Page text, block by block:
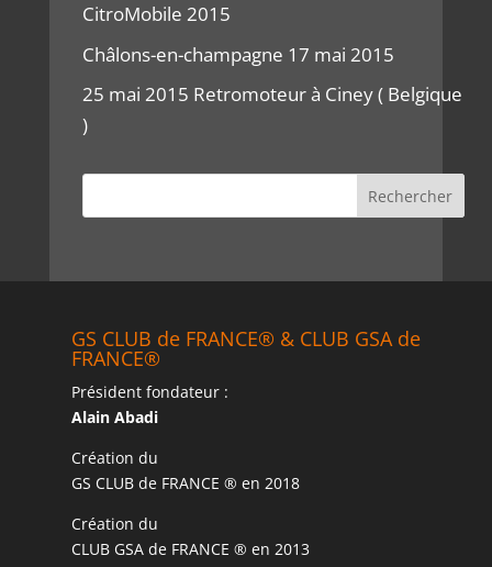
CitroMobile 2015
Châlons-en-champagne 17 mai 2015
25 mai 2015 Retromoteur à Ciney ( Belgique
)
GS CLUB de FRANCE® & CLUB GSA de
FRANCE®
Président fondateur :
Alain Abadi
Création du
GS CLUB de FRANCE ® en 2018
Création du
CLUB GSA de FRANCE ® en 2013